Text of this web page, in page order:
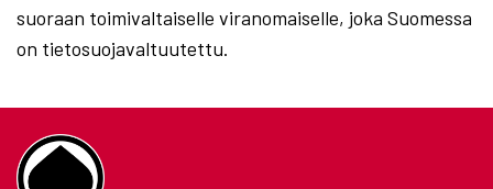
suoraan toimivaltaiselle viranomaiselle, joka Suomessa
on tietosuojavaltuutettu.